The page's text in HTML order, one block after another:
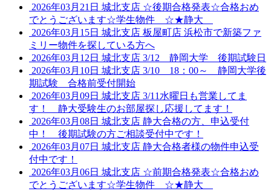
2026年03月21日 城北支店 ☆後期合格発表☆合格おめ
でとうございます☆学生物件 ☆★静大
2026年03月15日 城北支店 板屋町店 浜松市で新築ファ
ミリー物件を探している方へ
2026年03月12日 城北支店 3/12 静岡大学 後期試験日
2026年03月10日 城北支店 3/10 18：00～ 静岡大学後
期試験 合格前受付開始
2026年03月09日 城北支店 3/11水曜日も営業してま
す！ 静大受験生のお部屋探し応援してます！
2026年03月08日 城北支店 静大合格の方、申込受付
中！ 後期試験の方ご相談受付中です！
2026年03月07日 城北支店 静大合格者様の物件申込受
付中です！
2026年03月06日 城北支店 ☆前期合格発表☆合格おめ
でとうございます☆学生物件 ☆★静大